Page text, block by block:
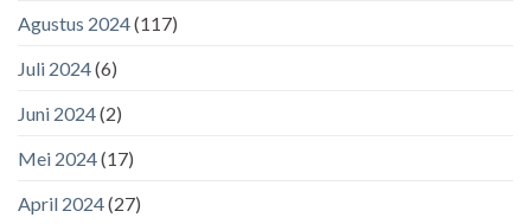
Agustus 2024(117)
Juli 2024(6)
Juni 2024(2)
Mei 2024(17)
April 2024(27)